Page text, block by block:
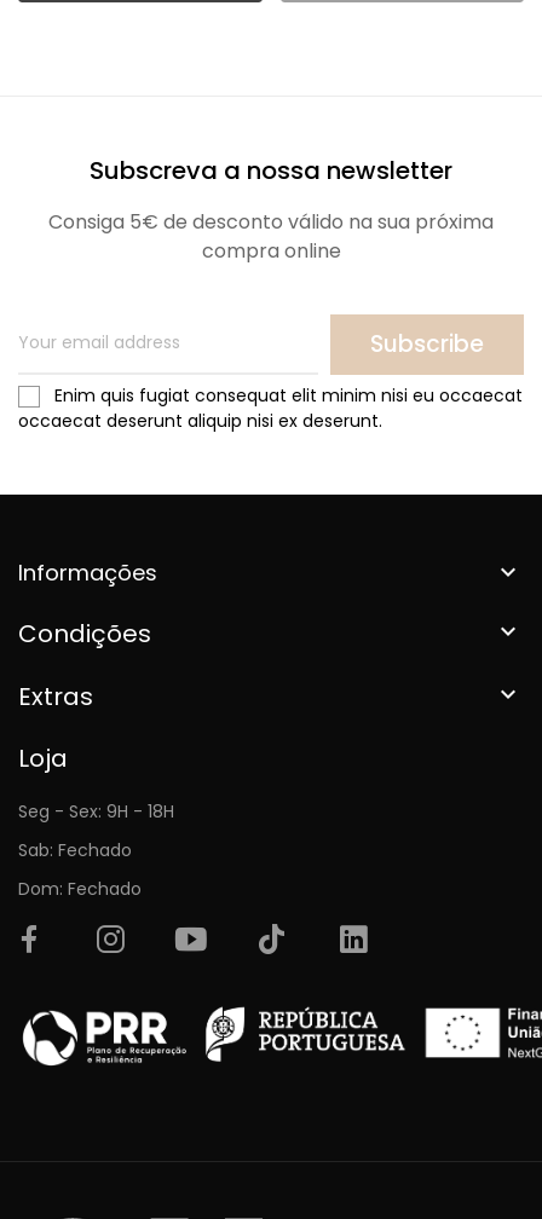
Subscreva a nossa newsletter
Consiga 5€ de desconto válido na sua próxima
compra online
Subscribe
Enim quis fugiat consequat elit minim nisi eu occaecat
occaecat deserunt aliquip nisi ex deserunt.
Informações 
Condições 
Extras 
Loja
Seg - Sex: 9H - 18H
Sab: Fechado
Dom: Fechado